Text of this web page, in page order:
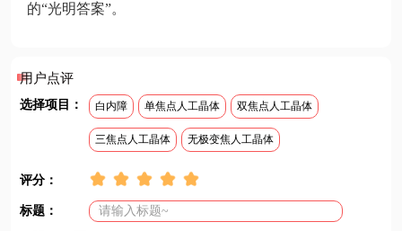
的“光明答案”。
用户点评
选择项目： 白内障 单焦点人工晶体 双焦点人工晶体
三焦点人工晶体 无极变焦人工晶体
评分：
标题：